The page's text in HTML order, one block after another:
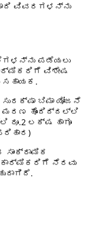
ವಿವರಗಳನ್ನು
ಪಡೆಯಲು
ವಿಶೇಷ
ಸಹಾಯಕ.
ಬಿಮಾ ಯೋಜನೆ
ಮರಣ ಹೊಂದಿದ್ದಲ್ಲಿ
ಲಕ್ಷ ಹಾಗೂ
ನೆರವು